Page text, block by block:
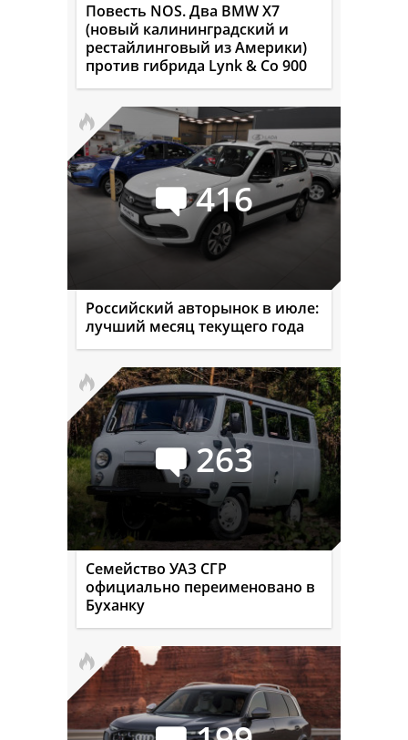
Повесть NOS. Два BMW X7
(новый калининградский и
рестайлинговый из Америки)
против гибрида Lynk & Co 900
416
Российский авторынок в июле:
лучший месяц текущего года
263
Семейство УАЗ СГР
официально переименовано в
Буханку